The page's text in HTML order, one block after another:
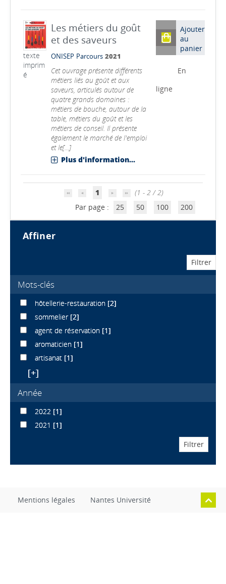
texte
imprim
é
Les métiers du goût
et des saveurs
ONISEP Parcours 2021
Cet ouvrage présente différents
métiers liés au goût et aux
saveurs, articulés autour de
quatre grands domaines :
métiers de bouche, autour de la
table, métiers du goût et les
métiers de conseil. Il présente
également le marché de l'emploi
et le[...]
Plus d'information...
Ajouter
au
panier
En
ligne
1
(1 - 2 / 2)
Par page :
25 50 100 200
affiner
Mots-clés
hôtellerie-restauration [2]
sommelier [2]
agent de réservation [1]
aromaticien [1]
artisanat [1]
[+]
Année
2022 [1]
2021 [1]
Mentions légales Nantes Université